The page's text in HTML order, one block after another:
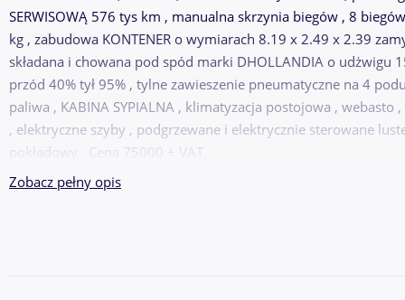
SERWISOWĄ 576 tys km , manualna skrzynia biegów , 8
kg , zabudowa KONTENER o wymiarach 8.19 x 2.49 x 2.39
składana i chowana pod spód marki DHOLLANDIA o udżwigu
przód 40% tył 95% , tylne zawieszenie pneumatyczne na 4
paliwa , KABINA SYPIALNA , klimatyzacja postojowa , webasto
, elektryczne szyby , podgrzewane i elektrycznie sterowane
pokładowy . Cena 75000 + VAT
Zobacz pełny opis